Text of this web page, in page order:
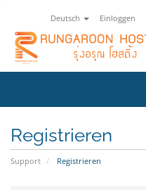
Deutsch Einloggen
Registrieren
Support Registrieren